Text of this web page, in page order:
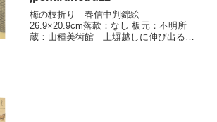
梅の枝折り 春信中判錦絵
26.9×20.9cm落款：なし 板元：不明所
蔵：山種美術館 上塀越しに伸び出る梅